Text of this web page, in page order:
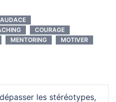
AUDACE
COURAGE
MENTORING
MOTIVER
les stéréotypes,